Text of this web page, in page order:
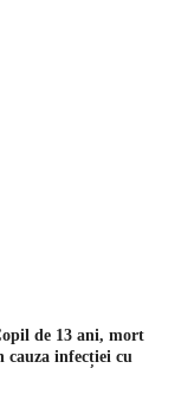
de 13 ani, mort
cauza infecției cu